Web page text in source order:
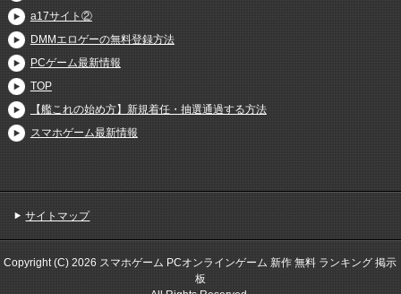
a17サイト②
DMMエロゲーの無料登録方法
PCゲーム最新情報
TOP
【艦これの始め方】新規着任・抽選通過する方法
スマホゲーム最新情報
サイトマップ
Copyright (C) 2026 スマホゲーム PCオンラインゲーム 新作 無料 ランキング 掲示
板